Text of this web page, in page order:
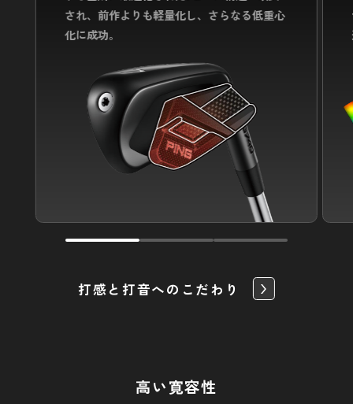
され、 前作よりも軽量化し、さらなる低重心
化に成功。
打感と打音へのこだわり
高い寛容性